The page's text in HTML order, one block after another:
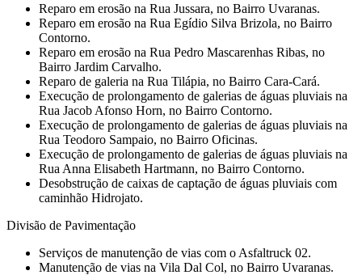
⁠Reparo em erosão na Rua Jussara, no Bairro Uvaranas.
Reparo em erosão na Rua Egídio Silva Brizola, no Bairro
Contorno.
⁠Reparo em erosão na Rua Pedro Mascarenhas Ribas, no
Bairro Jardim Carvalho.
⁠Reparo de galeria na Rua Tilápia, no Bairro Cara-Cará.
⁠Execução de prolongamento de galerias de águas pluviais na
Rua Jacob Afonso Horn, no Bairro Contorno.
⁠Execução de prolongamento de galerias de águas pluviais na
Rua Teodoro Sampaio, no Bairro Oficinas.
⁠Execução de prolongamento de galerias de águas pluviais na
Rua Anna Elisabeth Hartmann, no Bairro Contorno.
Desobstrução de caixas de captação de águas pluviais com
caminhão Hidrojato.
Divisão de Pavimentação
Serviços de manutenção de vias com o Asfaltruck 02.
⁠Manutenção de vias na Vila Dal Col, no Bairro Uvaranas.